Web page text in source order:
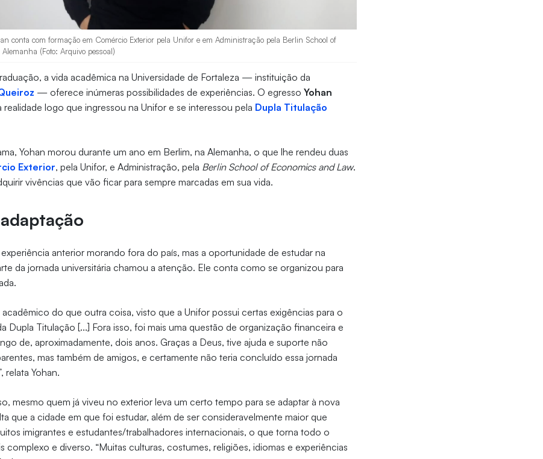
conta com formação em Comércio Exterior pela Unifor e em Administração pela Berlin School of
(Foto: Arquivo pessoal)
a vida acadêmica na Universidade de Fortaleza — instituição da
— oferece inúmeras possibilidades de experiências. O egressoYohan
realidade logo que ingressou na Unifor e se interessou pela Dupla Titulação
Yohan morou durante um ano em Berlim, na Alemanha, o que lhe rendeu duas
Exterior, pela Unifor, e Administração, pela Berlin School of Economics and Law.
vivências que vão ficar para sempre marcadas em sua vida.
anterior morando fora do país, mas a oportunidade de estudar na
da jornada universitária chamou a atenção. Ele conta como se organizou para
acadêmico do que outra coisa, visto que a Unifor possui certas exigências para o
Dupla Titulação [...] Fora isso, foi mais uma questão de organização financeira e
de, aproximadamente, dois anos. Graças a Deus, tive ajuda e suporte não
mas também de amigos, e certamente não teria concluído essa jornada
relata Yohan.
mesmo quem já viveu no exterior leva um certo tempo para se adaptar à nova
que a cidade em que foi estudar, além de ser consideravelmente maior que
imigrantes e estudantes/trabalhadores internacionais, o que torna todo o
complexo e diverso. “Muitas culturas, costumes, religiões, idiomas e experiências